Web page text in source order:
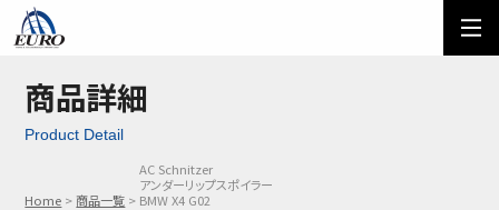
ご利用方法
メール問い合わせ
03-5674-7742
商品詳細
Product Detail
Home 商品一覧
AC Schnitzer
アンダーリップスポイラー
BMW X4 G02